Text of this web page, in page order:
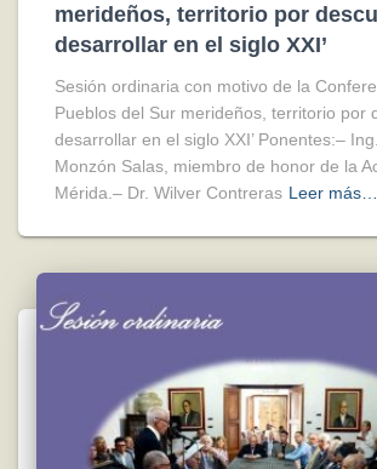
merideños, territorio por
desarrollar en el siglo XXI’
Sesión ordinaria con motivo de la
Pueblos del Sur merideños, territorio por
desarrollar en el siglo XXI’ Ponentes:–
Monzón Salas, miembro de honor de la
Mérida.– Dr. Wilver Contreras Leer más…